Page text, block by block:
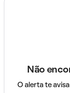
Não
O alerta te